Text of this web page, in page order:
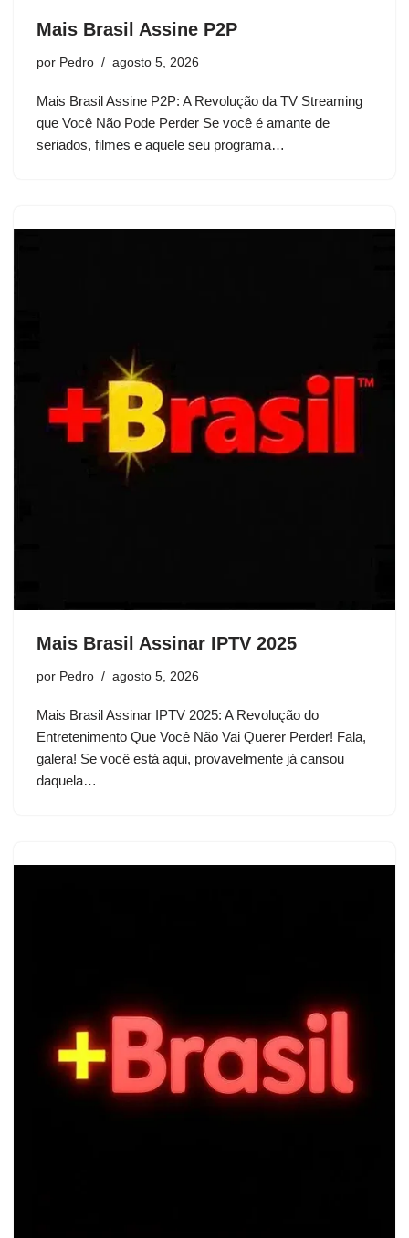
Mais Brasil Assine P2P
por Pedro agosto 5, 2026
Mais Brasil Assine P2P: A Revolução da TV Streaming
que Você Não Pode Perder Se você é amante de
seriados, filmes e aquele seu programa…
Mais Brasil Assinar IPTV 2025
por Pedro agosto 5, 2026
Mais Brasil Assinar IPTV 2025: A Revolução do
Entretenimento Que Você Não Vai Querer Perder! Fala,
galera! Se você está aqui, provavelmente já cansou
daquela…